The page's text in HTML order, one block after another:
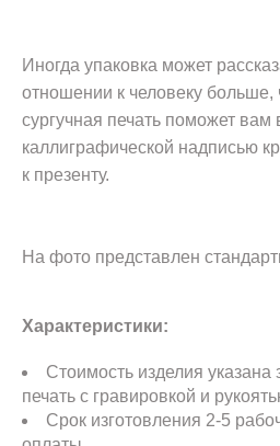
Иногда упаковка может
отношении к человеку
сургучная печать поможет вам
каллиграфической надписью
к презенту.
На фото представлен
Характеристики:
Стоимость изделия указана
печать с гравировкой и
Срок изготовления 2-5